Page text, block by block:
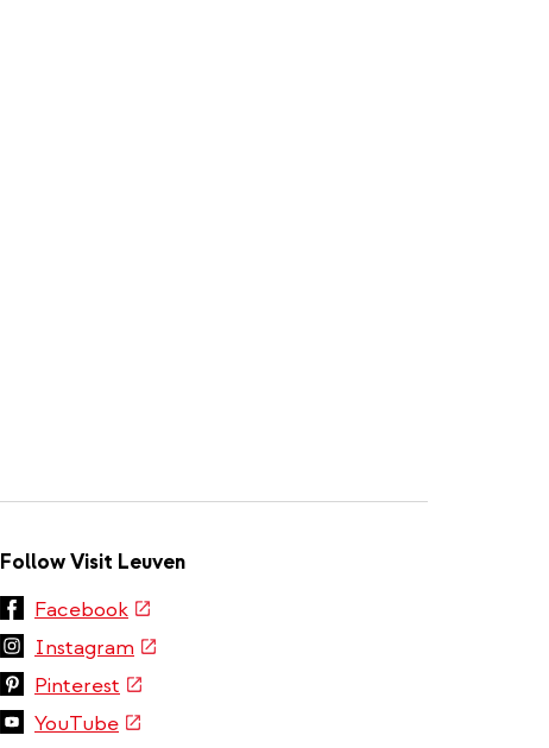
Follow Visit Leuven
Facebook(link
external)
Instagram (link
is
Pinterest (link
is
YouTube(link